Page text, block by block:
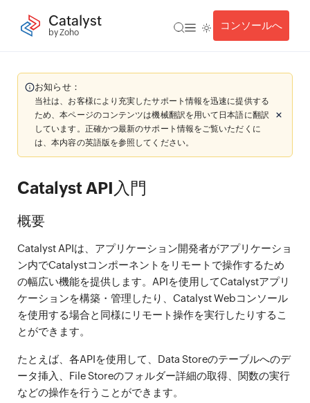
Catalyst
by Zoho
コンソールへ
お知らせ：
当社は、お客様により充実したサポート情報を迅速に提供する
ため、本ページのコンテンツは機械翻訳を用いて日本語に翻訳
しています。正確かつ最新のサポート情報をご覧いただくに
は、本内容の英語版を参照してください。
Catalyst API入門
概要
Catalyst APIは、アプリケーション開発者がアプリケーショ
ン内でCatalystコンポーネントをリモートで操作するため
の幅広い機能を提供します。APIを使用してCatalystアプリ
ケーションを構築・管理したり、Catalyst Webコンソール
を使用する場合と同様にリモート操作を実行したりするこ
とができます。
たとえば、各APIを使用して、Data Storeのテーブルへのデ
ータ挿入、File Storeのフォルダー詳細の取得、関数の実行
などの操作を行うことができます。